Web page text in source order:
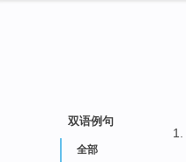
双语例句
全部